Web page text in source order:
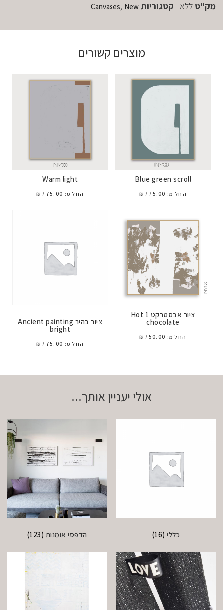
מק"ט ללא קטגוריות Canvases, New
מוצרים קשורים
Blue green scroll
החל מ: ₪ 775.00
Warm light
החל מ: ₪ 775.00
ציור אבסטרקט 1 Hot
chocolate
החל מ: ₪ 750.00
ציור בהיר Ancient painting
bright
החל מ: ₪ 775.00
אולי יעניין אותך...
כללי (16) הדפסי אומנות (123)